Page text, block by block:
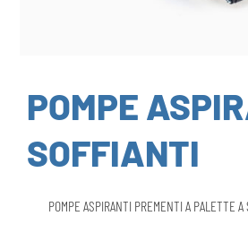
POMPE
SOFFIANTI